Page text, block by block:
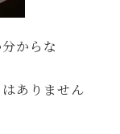
からな
ありません